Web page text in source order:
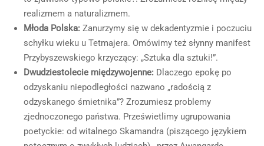
realizmem a naturalizmem.
Młoda Polska: Zanurzymy się w dekadentyzmie i poczuciu
schyłku wieku u Tetmajera. Omówimy też słynny manifest
Przybyszewskiego krzyczący: „Sztuka dla sztuki!”.
Dwudziestolecie międzywojenne: Dlaczego epokę po
odzyskaniu niepodległości nazwano „radością z
odzyskanego śmietnika”? Zrozumiesz problemy
zjednoczonego państwa. Prześwietlimy ugrupowania
poetyckie: od witalnego Skamandra (piszącego językiem